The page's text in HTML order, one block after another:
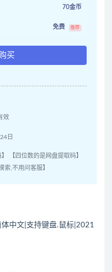
70金币
免费 推荐
买
效
日
【四位数的是网盘提取码】
索,不用问客服】
中文|支持键盘.鼠标|2021